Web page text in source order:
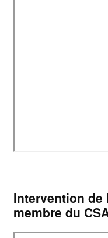
Intervention de
membre du